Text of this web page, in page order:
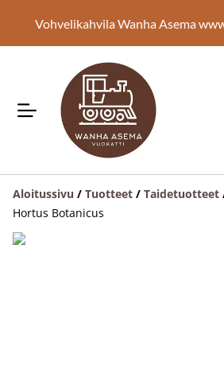
Vohvelikahvila Wanha Asema
Aloitussivu / Tuotteet / Taidetuotteet
Hortus Botanicus